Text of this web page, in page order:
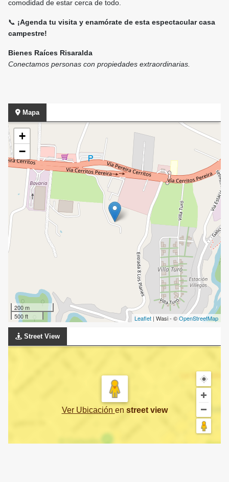
comodidad de estar cerca de todo.
📞 ¡Agenda tu visita y enamórate de esta espectacular casa
campestre!
Bienes Raíces Risaralda
Conectamos personas con propiedades extraordinarias.
Mapa
+
−
200 m
500 ft
Leaflet | Wasi - ©OpenStreetMap
Street View
Ver Ubicación en street view